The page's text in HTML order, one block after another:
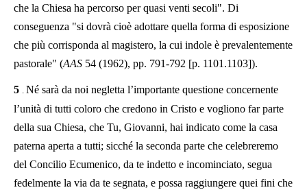
che la Chiesa ha percorso per quasi venti secoli". Di
conseguenza "si dovrà cioè adottare quella forma di esposizione
che più corrisponda al magistero, la cui indole è prevalentemente
pastorale" (AAS 54 (1962), pp. 791-792 [p. 1101.1103]).
5 . Né sarà da noi negletta l’importante questione concernente
l’unità di tutti coloro che credono in Cristo e vogliono far parte
della sua Chiesa, che Tu, Giovanni, hai indicato come la casa
paterna aperta a tutti; sicché la seconda parte che celebreremo
del Concilio Ecumenico, da te indetto e incominciato, segua
fedelmente la via da te segnata, e possa raggiungere quei fini che